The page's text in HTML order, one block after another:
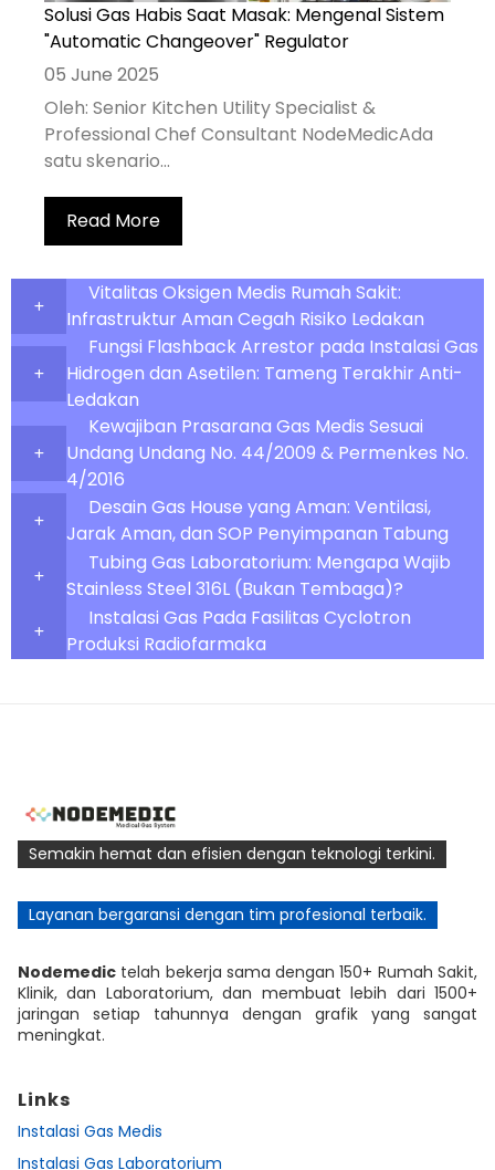
Solusi Gas Habis Saat Masak: Mengenal Sistem
"Automatic Changeover" Regulator
05 June 2025
Oleh: Senior Kitchen Utility Specialist &
Professional Chef Consultant NodeMedicAda
satu skenario...
Read More
Vitalitas Oksigen Medis Rumah Sakit:
Infrastruktur Aman Cegah Risiko Ledakan
Fungsi Flashback Arrestor pada Instalasi Gas
Hidrogen dan Asetilen: Tameng Terakhir Anti-
Ledakan
Kewajiban Prasarana Gas Medis Sesuai
Undang Undang No. 44/2009 & Permenkes No.
4/2016
Desain Gas House yang Aman: Ventilasi,
Jarak Aman, dan SOP Penyimpanan Tabung
Tubing Gas Laboratorium: Mengapa Wajib
Stainless Steel 316L (Bukan Tembaga)?
Instalasi Gas Pada Fasilitas Cyclotron
Produksi Radiofarmaka
Semakin hemat dan efisien dengan teknologi terkini.
Layanan bergaransi dengan tim profesional terbaik.
Nodemedic telah bekerja sama dengan 150+ Rumah Sakit,
Klinik, dan Laboratorium, dan membuat lebih dari 1500+
jaringan setiap tahunnya dengan grafik yang sangat
meningkat.
Links
Instalasi Gas Medis
Instalasi Gas Laboratorium